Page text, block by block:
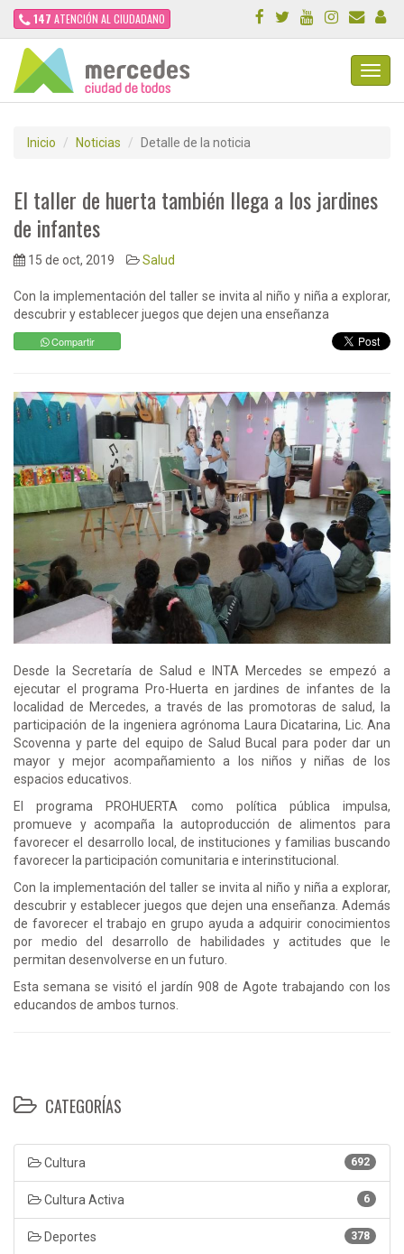
147 ATENCIÓN AL CIUDADANO
Inicio Noticias Detalle de la noticia
El taller de huerta también llega a los jardines
de infantes
15 de oct, 2019 Salud
Con la implementación del taller se invita al niño y niña a explorar,
descubrir y establecer juegos que dejen una enseñanza
Compartir
Desde la Secretaría de Salud e INTA Mercedes se empezó a
ejecutar el programa Pro-Huerta en jardines de infantes de la
localidad de Mercedes, a través de las promotoras de salud, la
participación de la ingeniera agrónoma Laura Dicatarina, Lic. Ana
Scovenna y parte del equipo de Salud Bucal para poder dar un
mayor y mejor acompañamiento a los niños y niñas de los
espacios educativos.
El programa PROHUERTA como política pública impulsa,
promueve y acompaña la autoproducción de alimentos para
favorecer el desarrollo local, de instituciones y familias buscando
favorecer la participación comunitaria e interinstitucional.
Con la implementación del taller se invita al niño y niña a explorar,
descubrir y establecer juegos que dejen una enseñanza. Además
de favorecer el trabajo en grupo ayuda a adquirir conocimientos
por medio del desarrollo de habilidades y actitudes que le
permitan desenvolverse en un futuro.
Esta semana se visitó el jardín 908 de Agote trabajando con los
educandos de ambos turnos.
CATEGORÍAS
692
Cultura
6
Cultura Activa
378
Deportes